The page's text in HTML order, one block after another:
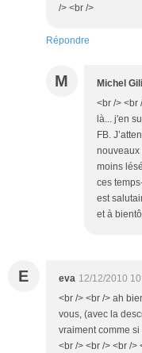
/> <br />
Répondre
M Michel
<br /> <br
là... j'en
FB.
nouveaux
moins
ces
est
et à
E eva 12/12/2010
<br /> <br /> ah
vous, (avec la
vraiment comme
<br /> <br /> <br />